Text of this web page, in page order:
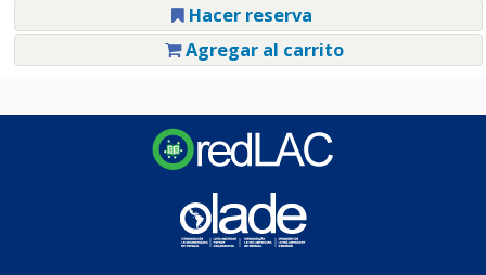
Hacer reserva
Agregar al carrito